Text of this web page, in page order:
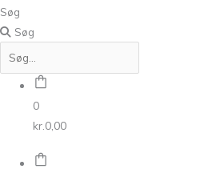
Søg
Søg
0
kr. 0,00